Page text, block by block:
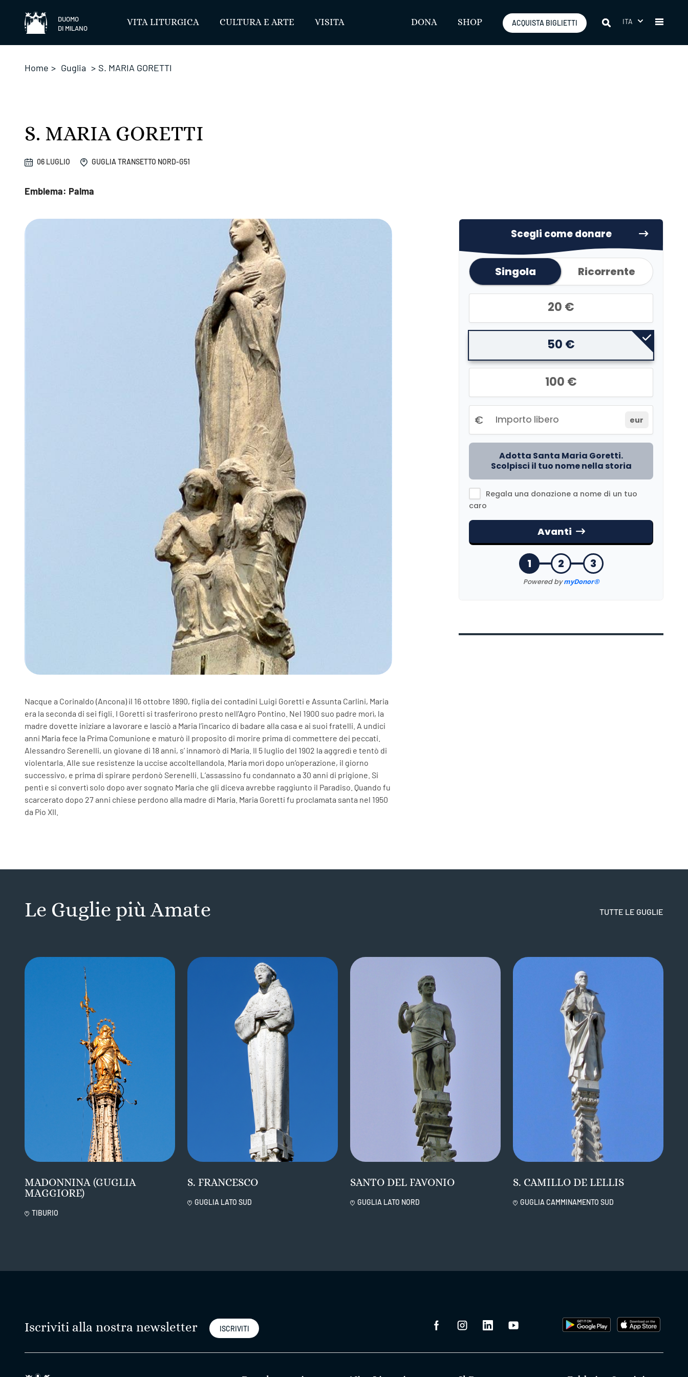
DUOMO
DI MILANO
VITA LITURGICA CULTURA E ARTE VISITA DONA SHOP ACQUISTA BIGLIETTI ITA
Home > Guglia > S. MARIA GORETTI
S. MARIA GORETTI
06 LUGLIO GUGLIA TRANSETTO NORD-G51
Emblema: Palma
Nacque a Corinaldo (Ancona) il 16 ottobre 1890, figlia dei contadini Luigi Goretti e Assunta Carlini, Maria
era la seconda di sei figli. I Goretti si trasferirono presto nell’Agro Pontino. Nel 1900 suo padre morì, la
madre dovette iniziare a lavorare e lasciò a Maria l’incarico di badare alla casa e ai suoi fratelli. A undici
anni Maria fece la Prima Comunione e maturò il proposito di morire prima di commettere dei peccati.
Alessandro Serenelli, un giovane di 18 anni, s’ innamorò di Maria. Il 5 luglio del 1902 la aggredì e tentò di
violentarla. Alle sue resistenze la uccise accoltellandola. Maria morì dopo un’operazione, il giorno
successivo, e prima di spirare perdonò Serenelli. L’assassino fu condannato a 30 anni di prigione. Si
pentì e si convertì solo dopo aver sognato Maria che gli diceva avrebbe raggiunto il Paradiso. Quando fu
scarcerato dopo 27 anni chiese perdono alla madre di Maria. Maria Goretti fu proclamata santa nel 1950
da Pio XII.
Le Guglie più Amate TUTTE LE GUGLIE
MADONNINA (GUGLIA
MAGGIORE)
TIBURIO
S. FRANCESCO
GUGLIA LATO SUD
SANTO DEL FAVONIO
GUGLIA LATO NORD
S. CAMILLO DE LELLIS
GUGLIA CAMMINAMENTO SUD
Iscriviti alla nostra newsletter ISCRIVITI